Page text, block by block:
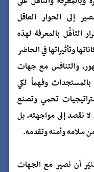
إلى الحوار العاقل
التأهُّل بالمعرفة لهذه
وتأثيراتها في الحاضر
والتنافس مع جهات
بالمستجدات وفهماً لكي
تحمي وتصنع
لا نقصد إلى مواجهته، بل
سلامه وأمنه وتقدمه.
أن نصير مع الجهات